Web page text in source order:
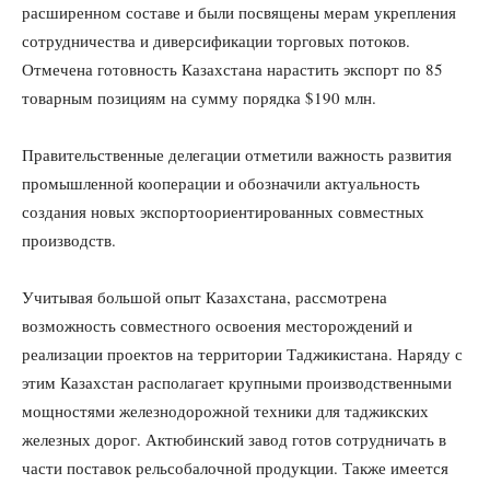
расширенном составе и были посвящены мерам укрепления
сотрудничества и диверсификации торговых потоков.
Отмечена готовность Казахстана нарастить экспорт по 85
товарным позициям на сумму порядка $190 млн.
Правительственные делегации отметили важность развития
промышленной кооперации и обозначили актуальность
создания новых экспортоориентированных совместных
производств.
Учитывая большой опыт Казахстана, рассмотрена
возможность совместного освоения месторождений и
реализации проектов на территории Таджикистана. Наряду с
этим Казахстан располагает крупными производственными
мощностями железнодорожной техники для таджикских
железных дорог. Актюбинский завод готов сотрудничать в
части поставок рельсобалочной продукции. Также имеется